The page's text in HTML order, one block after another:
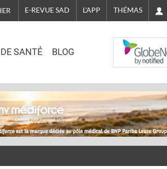
E-REVUE SAD L'APP THÉMAS
SANTÉ BLOG
NASDAQ